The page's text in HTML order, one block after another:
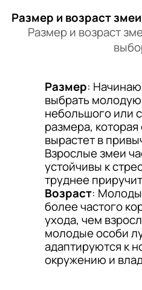
Размер и возраст змеи
Размер и возраст
Размер:
выбрать
небольшого или
размера,
вырастет в
Взрослые змеи
устойчивы к
труднее
Возраст:
более частого
ухода, чем
молодые особи
адаптируются к
окружению и